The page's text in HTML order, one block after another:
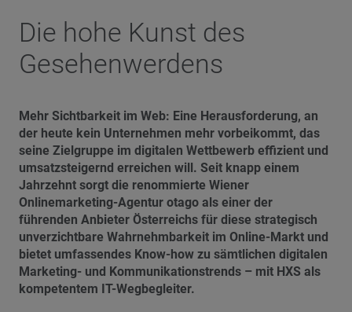
Die hohe Kunst des
Gesehenwerdens
Mehr Sichtbarkeit im Web: Eine Herausforderung, an
der heute kein Unternehmen mehr vorbeikommt, das
seine Zielgruppe im digitalen Wettbewerb effizient und
umsatzsteigernd erreichen will. Seit knapp einem
Jahrzehnt sorgt die renommierte Wiener
Onlinemarketing-Agentur otago als einer der
führenden Anbieter Österreichs für diese strategisch
unverzichtbare Wahrnehmbarkeit im Online-Markt und
bietet umfassendes Know-how zu sämtlichen digitalen
Marketing- und Kommunikationstrends – mit HXS als
kompetentem IT-Wegbegleiter.